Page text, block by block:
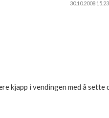
30.10.2008 15.23
kjapp i vendingen med å sette